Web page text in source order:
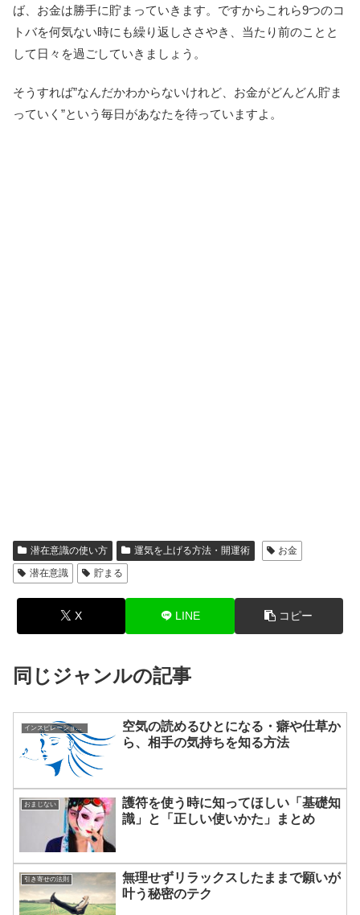
ば、お金は勝手に貯まっていきます。ですからこれら9つのコ
トバを何気ない時にも繰り返しささやき、当たり前のことと
して日々を過ごしていきましょう。
そうすれば”なんだかわからないけれど、お金がどんどん貯ま
っていく”という毎日があなたを待っていますよ。
潜在意識の使い方 運気を上げる方法・開運術
お金
潜在意識
貯まる
X LINE コピー
同じジャンルの記事
インスピレーション・感覚について
空気の読めるひとになる・癖や仕草か
ら、相手の気持ちを知る方法
おまじない
護符を使う時に知ってほしい「基礎知
識」と「正しい使いかた」まとめ
引き寄せの法則
無理せずリラックスしたままで願いが
叶う秘密のテク